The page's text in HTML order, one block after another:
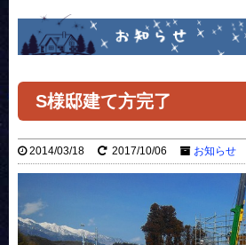
S様邸建て方完了
2014/03/18 2017/10/06 お知らせ